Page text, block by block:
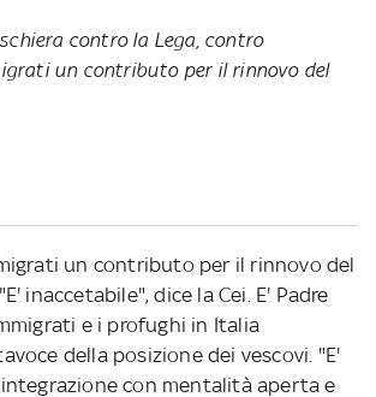
contro la Lega, contro
un contributo per il rinnovo del
un contributo per il rinnovo del
inaccetabile", dice la Cei. E' Padre
e i profughi in Italia
della posizione dei vescovi. "E'
con mentalità aperta e